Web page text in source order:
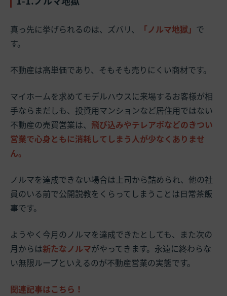
真っ先に挙げられるのは、ズバリ、 「ノルマ地獄」 で
す。
不動産は高単価であり、そもそも売りにくい商材です。
マイホームを求めてモデルハウスに来場するお客様が相
手ならまだしも、投資用マンションなど居住用ではない
不動産の売買営業は、 飛び込みやテレアポなどのきつい
営業で心身ともに消耗してしまう人が少なくありませ
ん。
ノルマを達成できない場合は上司から詰められ、他の社
員のいる前で公開説教をくらってしまうことは日常茶飯
事です。
ようやく今月のノルマを達成できたとしても、また次の
月からは新たなノルマがやってきます。永遠に終わらな
い無限ループといえるのが不動産営業の実態です。
関連記事はこちら！